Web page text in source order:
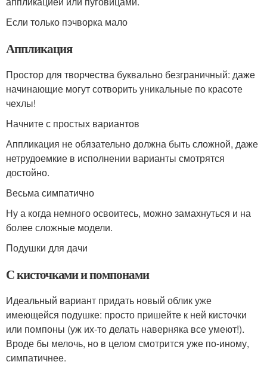
Если только пэчворка мало
Аппликация
Простор для творчества буквально безграничный: даже
начинающие могут сотворить уникальные по красоте
чехлы!
Начните с простых вариантов
Аппликация не обязательно должна быть сложной, даже
нетрудоемкие в исполнении варианты смотрятся
достойно.
Весьма симпатично
Ну а когда немного освоитесь, можно замахнуться и на
более сложные модели.
Подушки для дачи
С кисточками и помпонами
Идеальный вариант придать новый облик уже
имеющейся подушке: просто пришейте к ней кисточки
или помпоны (уж их-то делать наверняка все умеют!).
Вроде бы мелочь, но в целом смотрится уже по-иному,
симпатичнее.